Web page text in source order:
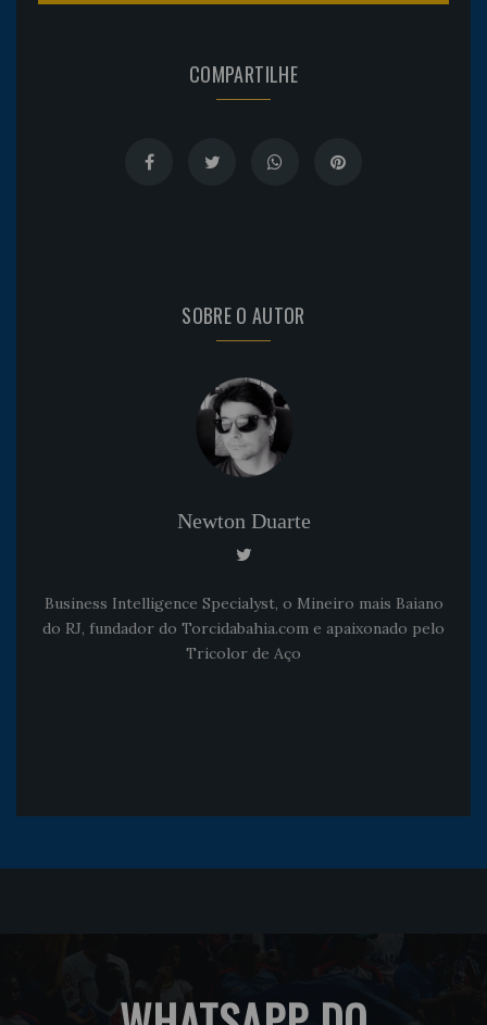
COMPARTILHE
SOBRE O AUTOR
Newton Duarte
Business Intelligence Specialyst, o Mineiro mais Baiano
do RJ, fundador do Torcidabahia.com e apaixonado pelo
Tricolor de Aço